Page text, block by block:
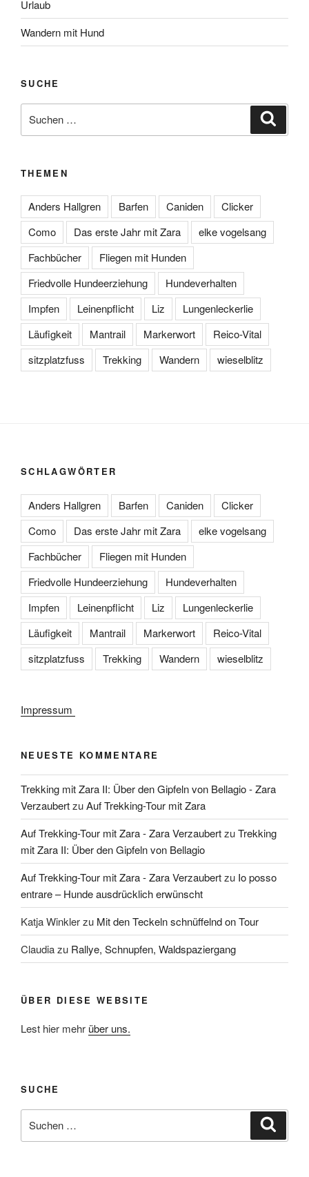
Urlaub
Wandern mit Hund
SUCHE
nach:
THEMEN
Anders Hallgren Barfen Caniden
Clicker
Como
Das erste Jahr mit Zara
elke vogelsang
Fachbücher
Fliegen mit Hunden
Friedvolle Hundeerziehung
Hundeverhalten
Impfen
Leinenpflicht Liz
Lungenleckerlie
Läufigkeit
Mantrail Markerwort
Reico-Vital
sitzplatzfuss
Trekking Wandern wieselblitz
SCHLAGWÖRTER
Anders Hallgren Barfen Caniden
Clicker
Como
Das erste Jahr mit Zara
elke vogelsang
Fachbücher
Fliegen mit Hunden
Friedvolle Hundeerziehung
Hundeverhalten
Impfen
Leinenpflicht Liz
Lungenleckerlie
Läufigkeit
Mantrail Markerwort
Reico-Vital
sitzplatzfuss
Trekking Wandern wieselblitz
Impressum
NEUESTE KOMMENTARE
Trekking mit Zara II: Über den Gipfeln von Bellagio - Zara
VerzaubertzuAuf Trekking-Tour mit Zara
Auf Trekking-Tour mit Zara - Zara VerzaubertzuTrekking
mit Zara II: Über den Gipfeln von Bellagio
Auf Trekking-Tour mit Zara - Zara Verzaubertzu Io posso
entrare – Hunde ausdrücklich erwünscht
Katja Winklerzu Mit den Teckeln schnüffelnd on Tour
Claudiazu Rallye, Schnupfen, Waldspaziergang
ÜBER DIESE WEBSITE
Lest hier mehr über uns.
SUCHE
nach: